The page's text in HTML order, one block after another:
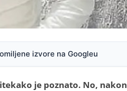
izvore na Googleu
je poznato. No, nakon